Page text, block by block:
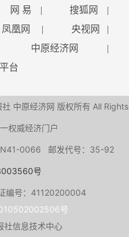
网 易 | 搜狐网
|
凤凰网 | 央视网
|
中原经济网
|
台
中原经济网 版权所有 All Rights
权威经济门户
0066 邮发代号：35-92
号
编号：41120200004
号
社信息技术中心